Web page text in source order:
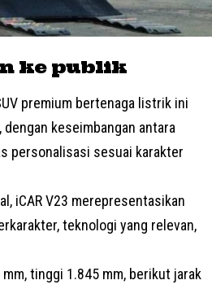
ke publik
premium bertenaga listrik ini
keseimbangan antara
personalisasi sesuai karakter
iCAR V23 merepresentasikan
teknologi yang relevan,
tinggi 1.845 mm, berikut jarak